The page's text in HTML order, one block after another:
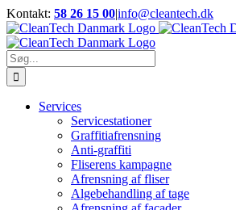
Skip
to
content
Kontakt: 58 26 15 00|info@cleantech.dk
Facebook
LinkedIn
YouTube
Søg
efter:
Services
Servicestationer
Graffitiafrensning
Anti-graffiti
Fliserens kampagne
Afrensning af fliser
Algebehandling af tage